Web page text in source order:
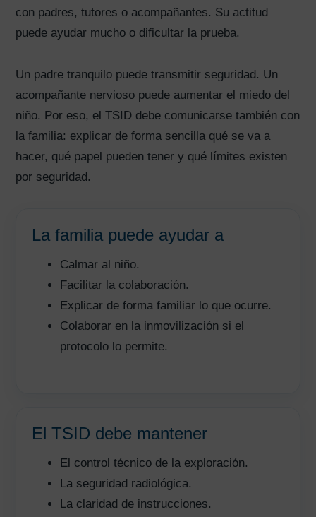
con padres, tutores o acompañantes. Su actitud
puede ayudar mucho o dificultar la prueba.
Un padre tranquilo puede transmitir seguridad. Un
acompañante nervioso puede aumentar el miedo del
niño. Por eso, el TSID debe comunicarse también con
la familia: explicar de forma sencilla qué se va a
hacer, qué papel pueden tener y qué límites existen
por seguridad.
La familia puede ayudar a
Calmar al niño.
Facilitar la colaboración.
Explicar de forma familiar lo que ocurre.
Colaborar en la inmovilización si el
protocolo lo permite.
El TSID debe mantener
El control técnico de la exploración.
La seguridad radiológica.
La claridad de instrucciones.